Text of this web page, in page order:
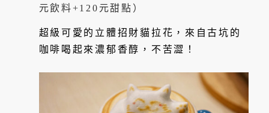
元飲料+120元甜點）
超級可愛的立體招財貓拉花，來自古坑的
咖啡喝起來濃郁香醇，不苦澀！